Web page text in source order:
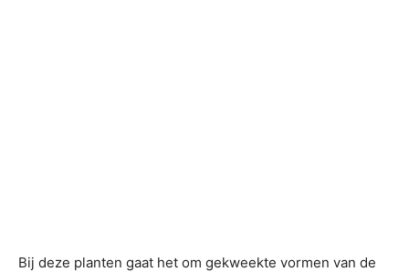
Bij deze planten gaat het om gekweekte vormen van de